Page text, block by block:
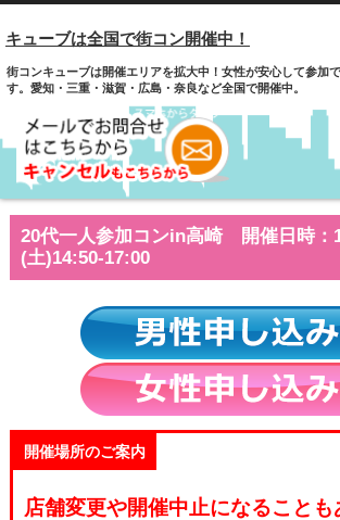
キューブは全国で街コン開催中！
街コンキューブは開催エリアを拡大中！女性が安心して参加
す。愛知・三重・滋賀・広島・奈良など全国で開催中。
20代一人参加コンin高崎 開催日時：
(土)14:50-17:00
開催場所のご案内
店舗変更や開催中止になること